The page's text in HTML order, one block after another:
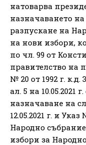
натоварва
назначаването
разпускане на
на нови избори,
по чл. 99 от
правителство на
№ 20 от 1992 г. к.д.
ал. 5 на 10.05.2021
назначаване на
12.05.2021 г. и
Народно събрание
избори за Народно